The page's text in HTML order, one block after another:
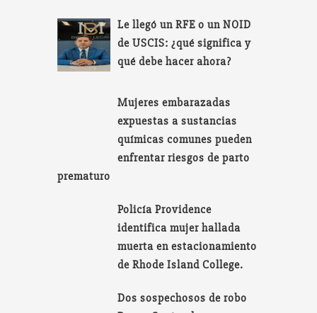
Le llegó un RFE o un NOID
de USCIS: ¿qué significa y
qué debe hacer ahora?
Mujeres embarazadas
expuestas a sustancias
químicas comunes pueden
enfrentar riesgos de parto
prematuro
Policía Providence
identifica mujer hallada
muerta en estacionamiento
de Rhode Island College.
Dos sospechosos de robo